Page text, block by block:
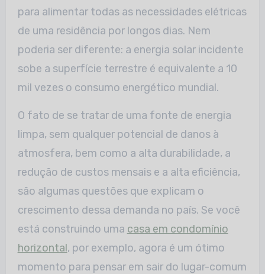
para alimentar todas as necessidades elétricas
de uma residência por longos dias. Nem
poderia ser diferente: a energia solar incidente
sobe a superfície terrestre é equivalente a 10
mil vezes o consumo energético mundial.
O fato de se tratar de uma fonte de energia
limpa, sem qualquer potencial de danos à
atmosfera, bem como a alta durabilidade, a
redução de custos mensais e a alta eficiência,
são algumas questões que explicam o
crescimento dessa demanda no país. Se você
está construindo uma casa em condomínio
horizontal, por exemplo, agora é um ótimo
momento para pensar em sair do lugar-comum